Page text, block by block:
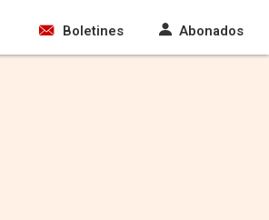
Boletines Abonados